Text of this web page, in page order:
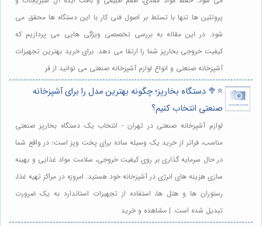
پروتئین ها تنها با تسلط بر اصول فنی کار با این دستگاه ها محقق می
شود. در این مقاله به بررسی تخصصی ویژگی هایی می پردازیم که
کیفیت خروجی بخارپز شما را ارتقا می دهد. برای خرید بهترین تجهیزات
آشپزخانه صنعتی و انواع لوازم آشپزخانه صنعتی می توانید از فر
⭐️🥦 دستگاه بخارپز؛ چگونه بهترین مدل را برای آشپزخانه
صنعتی انتخاب کنیم؟
لوازم آشپزخانه صنعتی در تهران - انتخاب یک دستگاه بخارپز صنعتی
مناسب، فراتر از خرید یک وسیله ساده برای پخت وپز است؛ در واقع شما
در حال سرمایه گذاری بر روی کیفیت خروجی، سلامت مواد غذایی و بهینه
سازی هزینه های انرژی در آشپزخانه خود هستید. امروزه در مراکز تهیه غذا،
رستوران ها و هتل ها، استفاده از تجهیزات استاندارد به یک ضرورت
تبدیل شده است. | مشاهده و خرید